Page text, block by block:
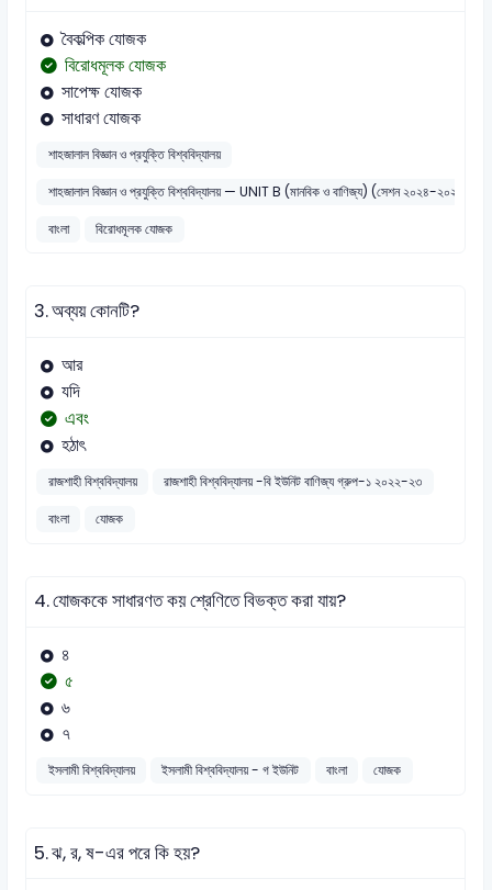
বৈকল্পিক যোজক
বিরোধমূলক যোজক
সাপেক্ষ যোজক
সাধারণ যোজক
শাহজালাল বিজ্ঞান ও প্রযুক্তি বিশ্ববিদ্যালয়
শাহজালাল বিজ্ঞান ও প্রযুক্তি বিশ্ববিদ্যালয় — UNIT B (মানবিক ও বাণিজ্য) (সেশন ২০২৪-
বাংলা
বিরোধমূলক যোজক
3.অব্যয় কোনটি?
আর
যদি
এবং
হঠাৎ
রাজশাহী বিশ্ববিদ্যালয়
রাজশাহী বিশ্ববিদ্যালয় -বি ইউনিট বাণিজ্য গ্রুপ-১ ২০২২-২৩
বাংলা
যোজক
4.যোজককে সাধারণত কয় শ্রেণিতে বিভক্ত করা যায়?
৪
৫
৬
৭
ইসলামী বিশ্ববিদ্যালয় ইসলামী বিশ্ববিদ্যালয় - গ ইউনিট বাংলা যোজক
5.ঝ, র, ষ-এর পরে কি হয়?